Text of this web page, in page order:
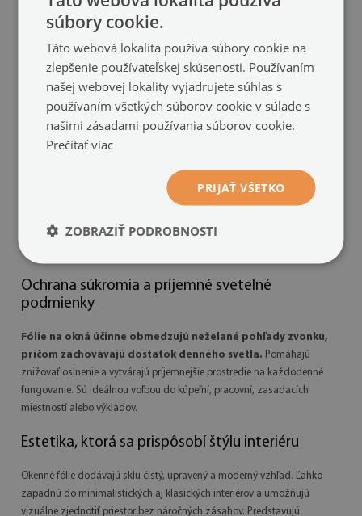
Fólia na okno na ochranu
Jemná béžová
Ochrana súkromia a príjemné svetelné
podmienky
Fólie na okná účinne obmedzujú neželané pohľady zvonku,
pričom zachovávajú dostatok denného svetla. Pomáhajú
znižovať oslnenie a vytvárajú príjemnejšie prostredie na každodenné
fungovanie. Sú ideálnou voľbou do kúpeľní, pracovní, zasadacích
miestností alebo výkladov.
Estetika, ktorá sa prispôsobí štýlu interiéru
Okenné fólie dodávajú sklu čistý, upravený a moderný vzhľad. Ľahko
zapadnú do minimalistických aj klasických interiérov a umožňujú
vizuálne zjednotiť priestor bez náročných zásahov. Predstavujú
súbory cookie.
Táto webová lokalita používa súbory cookie na
zlepšenie používateľskej skúsenosti. Používaním
našej webovej lokality vyjadrujete súhlas s
používaním všetkých súborov cookie v súlade s
našimi zásadami používania súborov cookie.
Prečítať viac
PRIJAŤ VŠETKO
ZOBRAZIŤ PODROBNOSTI